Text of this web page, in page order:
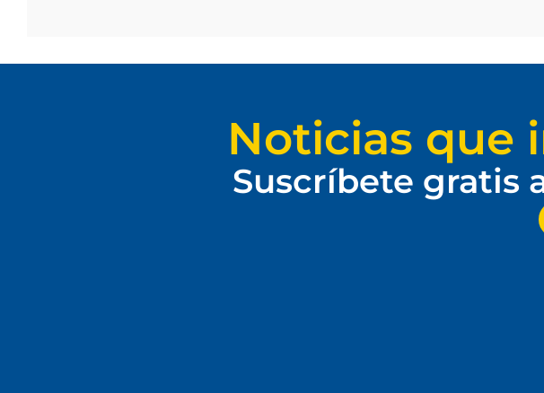
Noticias que
Suscríbete gratis